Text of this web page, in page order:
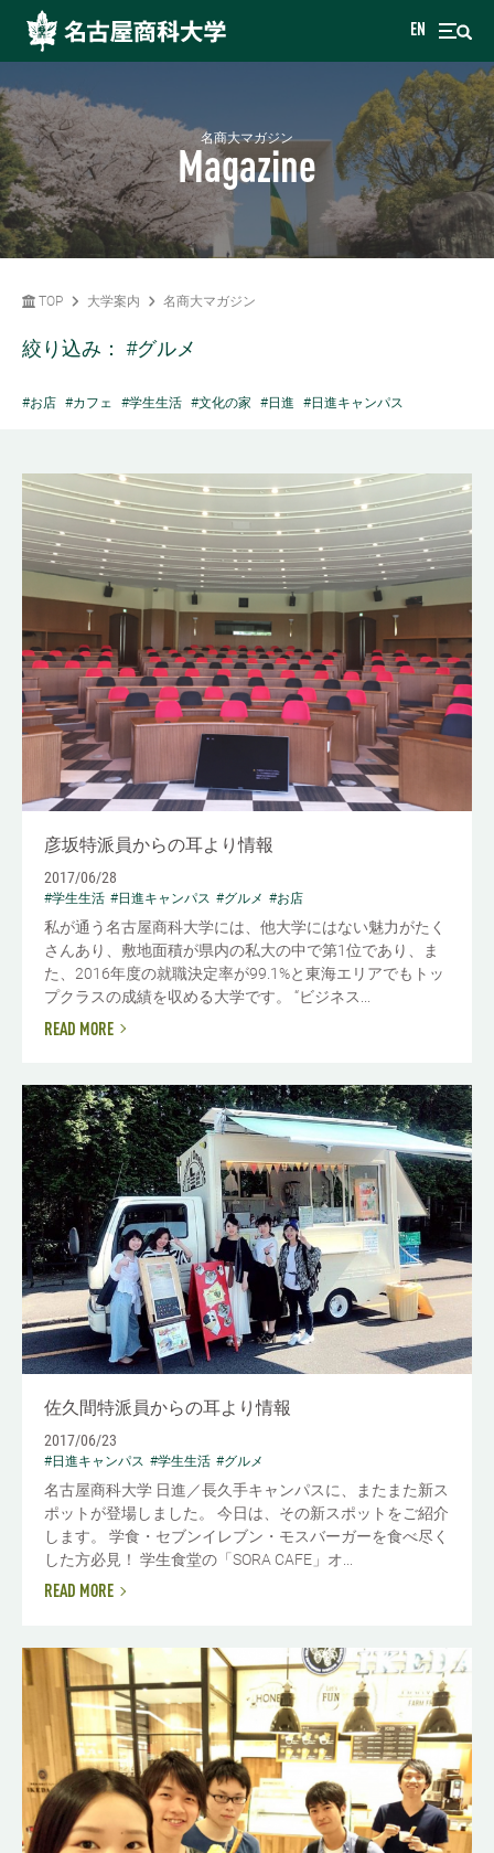
EN
名商大マガジン
Magazine
TOP 大学案内 名商大マガジン
絞り込み： #グルメ
#お店 #カフェ #学生生活 #文化の家 #日進 #日進キャンパス
彦坂特派員からの耳より情報
2017/06/28
#学生生活 #日進キャンパス #グルメ #お店
私が通う名古屋商科大学には、他大学にはない魅力がたく
さんあり、敷地面積が県内の私大の中で第1位であり、ま
た、2016年度の就職決定率が99.1%と東海エリアでもトッ
プクラスの成績を収める大学です。 “ビジネス...
READ MORE
佐久間特派員からの耳より情報
2017/06/23
#日進キャンパス #学生生活 #グルメ
名古屋商科大学 日進／長久手キャンパスに、またまた新ス
ポットが登場しました。 今日は、その新スポットをご紹介
します。 学食・セブンイレブン・モスバーガーを食べ尽く
した方必見！ 学生食堂の「SORA CAFE」オ...
READ MORE